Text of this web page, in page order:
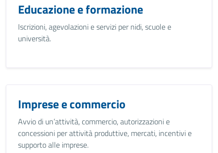
Educazione e formazione
Iscrizioni, agevolazioni e servizi per nidi, scuole e
università.
Imprese e commercio
Avvio di un’attività, commercio, autorizzazioni e
concessioni per attività produttive, mercati, incentivi e
supporto alle imprese.